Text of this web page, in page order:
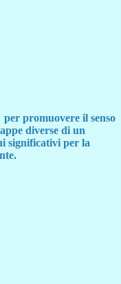
promuovere il senso
diverse di un
significativi per la